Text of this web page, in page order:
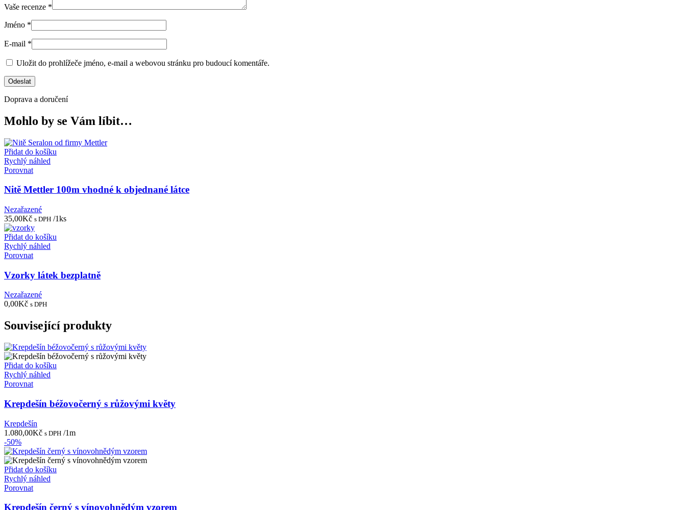
Vaše recenze *
Jméno *
E-mail *
Uložit do prohlížeče jméno, e-mail a webovou stránku pro budoucí komentáře.
Doprava a doručení
Mohlo by se Vám líbit…
Přidat do košíku
Rychlý náhled
Porovnat
Nitě Mettler 100m vhodné k objednané látce
Nezařazené
35,00Kč s DPH /1ks
Přidat do košíku
Rychlý náhled
Porovnat
Vzorky látek bezplatně
Nezařazené
0,00Kč s DPH
Související produkty
Přidat do košíku
Rychlý náhled
Porovnat
Krepdešín béžovočerný s růžovými květy
Krepdešín
1.080,00Kč s DPH /1m
-50%
Přidat do košíku
Rychlý náhled
Porovnat
Krepdešín černý s vínovohnědým vzorem